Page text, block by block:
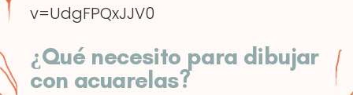
v=UdgFPQxJJV0
¿Qué necesito para dibujar
con acuarelas?